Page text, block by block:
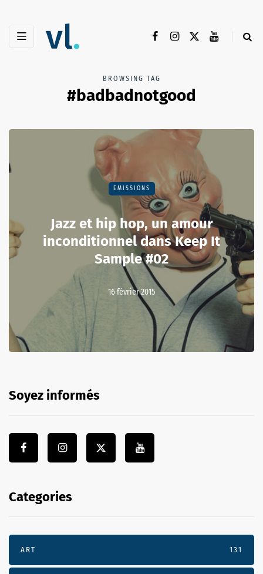
BROWSING TAG
#badbadnotgood
EMISSIONS
Jazz et hip hop, un amour
inconditionnel dans Keep It
Sample #02
16 février 2015
Soyez informés
Categories
ART 131